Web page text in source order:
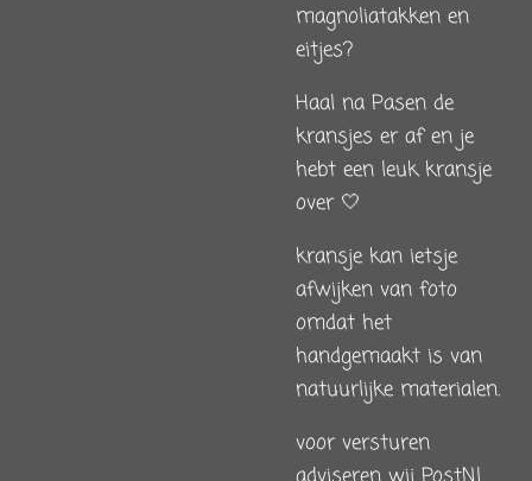
magnoliatakken en
eitjes?
Haal na Pasen de
kransjes er af en je
hebt een leuk kransje
over 🤍
kransje kan ietsje
afwijken van foto
omdat het
handgemaakt is van
natuurlijke materialen.
voor versturen